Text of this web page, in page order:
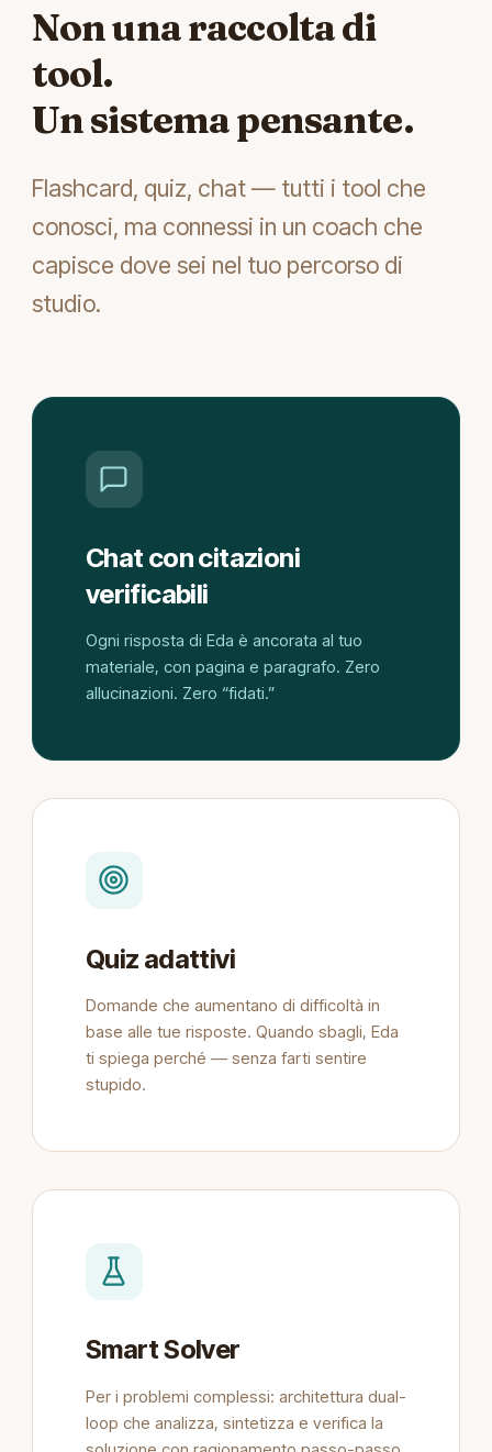
Non una raccolta di
tool.
Un sistema pensante.
Flashcard, quiz, chat — tutti i tool che
conosci, ma connessi in un coach che
capisce dove sei nel tuo percorso di
studio.
Chat con citazioni
verificabili
Ogni risposta di Eda è ancorata al tuo
materiale, con pagina e paragrafo. Zero
allucinazioni. Zero “fidati.”
Quiz adattivi
Domande che aumentano di difficoltà in
base alle tue risposte. Quando sbagli, Eda
ti spiega perché — senza farti sentire
stupido.
Smart Solver
Per i problemi complessi: architettura dual-
loop che analizza, sintetizza e verifica la